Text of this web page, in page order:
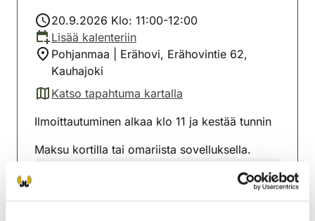
20.9.2026 Klo: 11:00-12:00
Lisää kalenteriin
Pohjanmaa | Erähovi, Erähovintie 62,
Kauhajoki
Katso tapahtuma kartalla
(avautuu uuteen välilehteen)
Ilmoittautuminen alkaa klo 11 ja kestää tunnin
Maksu kortilla tai omariista sovelluksella.
Pohjanmaa